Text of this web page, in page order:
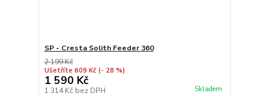
SP - Cresta Solith Feeder 360
2 199 Kč
Ušetříte 609 Kč (- 28 %)
1 590 Kč
1 314 Kč bez DPH Skladem